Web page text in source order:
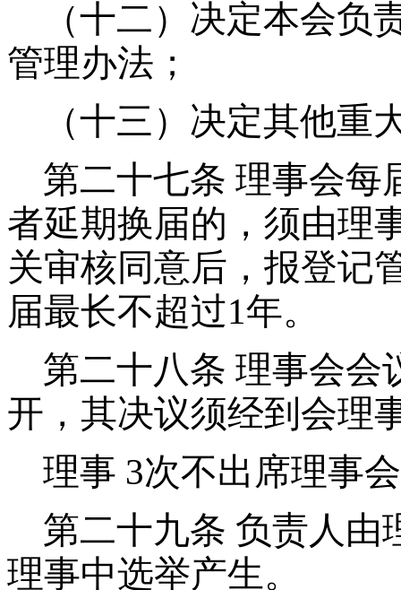
（十二）决定本会负
管理办法；
（十三）决定其他重
第二十七条 理事会每
者延期换届的，须由理
关审核同意后，报登记
届最长不超过1年。
第二十八条 理事会会
开，其决议须经到会理
理事 3次不出席理事
第二十九条 负责人由
理事中选举产生。